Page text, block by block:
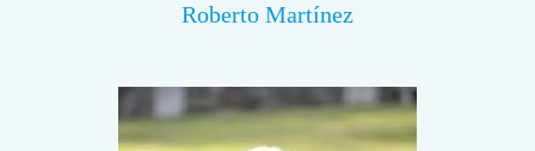
Roberto Martínez